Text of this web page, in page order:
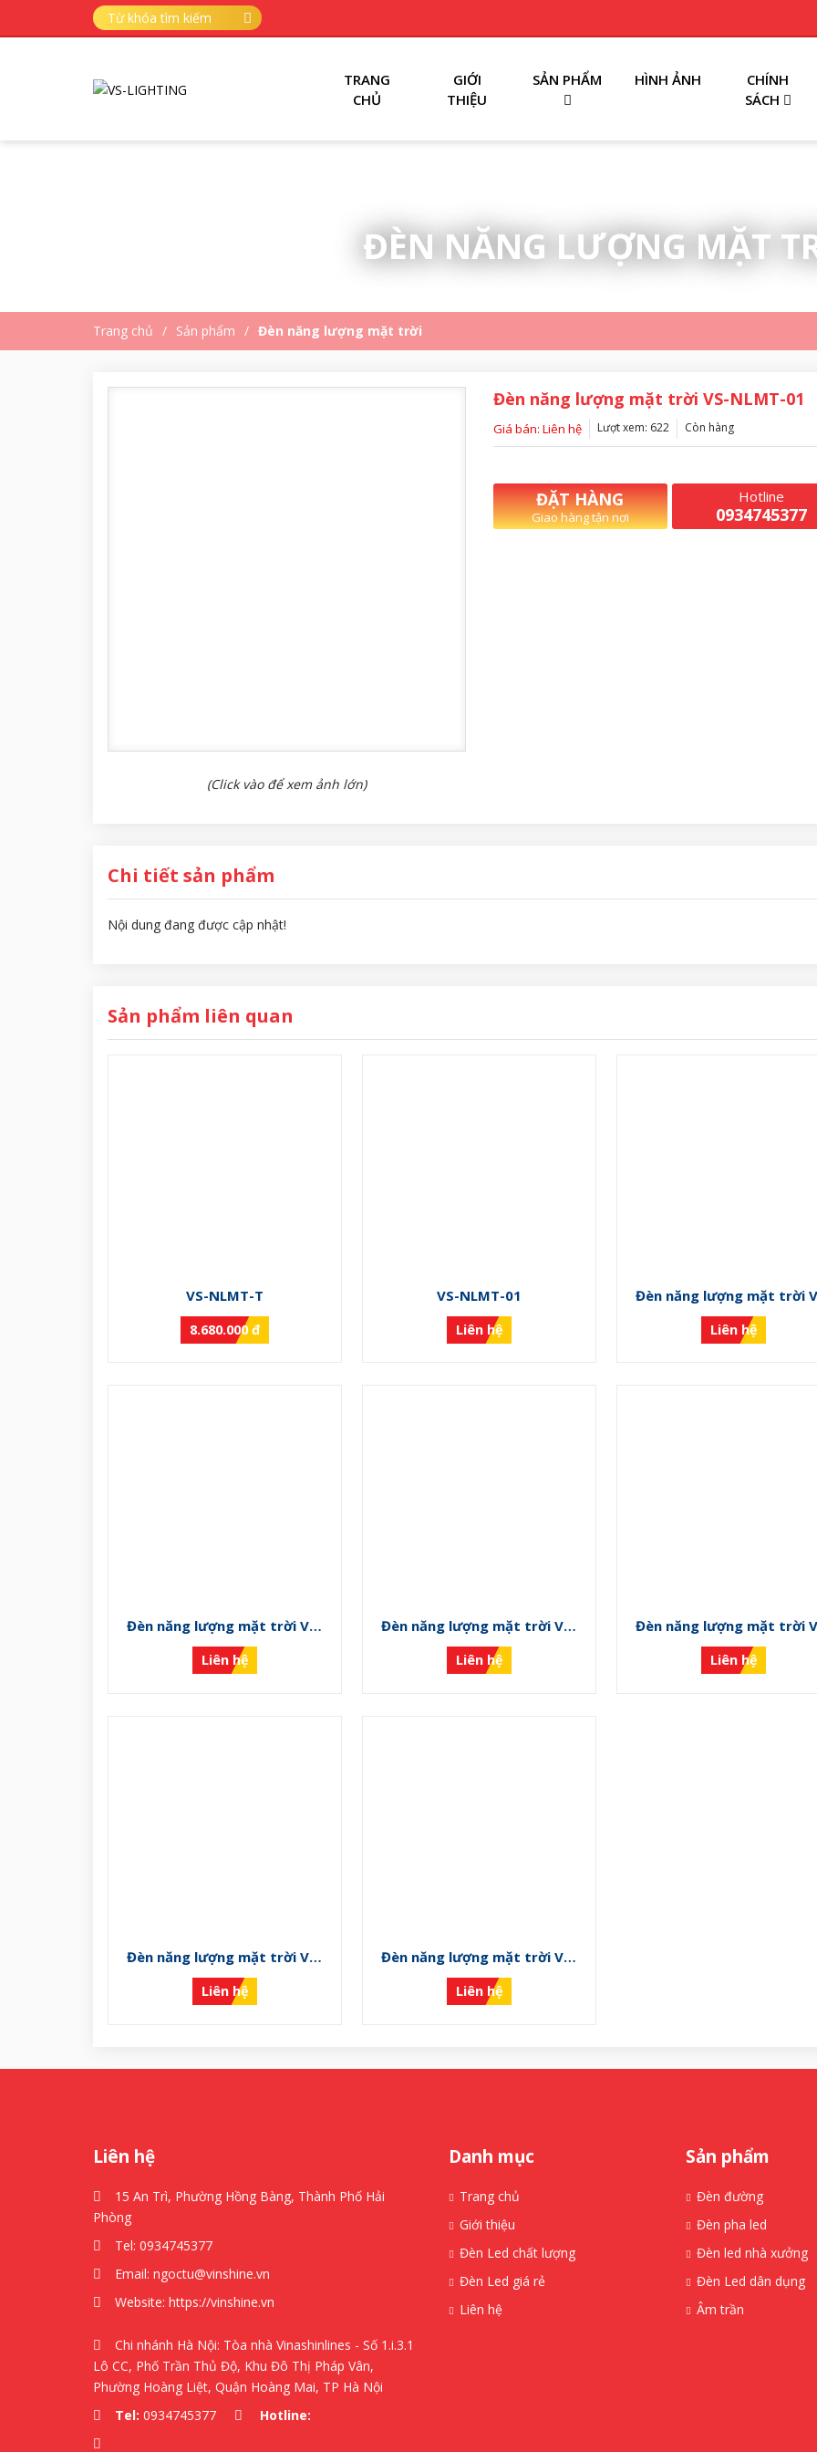
TRANG
CHỦ
GIỚI
THIỆU
SẢN PHẨM HÌNH ẢNH
CHÍNH
SÁCH
ĐÈN NĂNG LƯỢNG MẶT
Trang chủ Sản phẩm Đèn năng lượng mặt trời
(Click vào để xem ảnh lớn)
Đèn năng lượng mặt trời VS-NLMT-01
Giá bán: Liên hệ Lượt xem: 622 Còn hàng
ĐẶT HÀNG
Giao hàng tận nơi
Hotline
0934745377
Chi tiết sản phẩm
Nội dung đang được cập nhật!
Sản phẩm liên quan
VS-NLMT-T
8.680.000 đ
VS-NLMT-01
Liên hệ
Đèn năng lượng mặt trời
NLMT-M
Liên hệ
Đèn năng lượng mặt trời VS-
NLMT-L
Liên hệ
Đèn năng lượng mặt trời VS-
NLMT-K
Liên hệ
Đèn năng lượng mặt trời
NLMT-I
Liên hệ
Đèn năng lượng mặt trời VS-
NLMT-G
Liên hệ
Đèn năng lượng mặt trời VS-
NLMT-F
Liên hệ
Liên hệ
15 An Trì, Phường Hồng Bàng, Thành Phố Hải
Phòng
Tel: 0934745377
Email: ngoctu@vinshine.vn
Website: https://vinshine.vn
Chi nhánh Hà Nội: Tòa nhà Vinashinlines - Số 1.i.3.1
Lô CC, Phố Trần Thủ Độ, Khu Đô Thị Pháp Vân,
Phường Hoàng Liệt, Quận Hoàng Mai, TP Hà Nội
Tel: 0934745377 Hotline:
Danh mục
Trang chủ
Giới thiệu
Đèn Led chất lượng
Đèn Led giá rẻ
Liên hệ
Sản phẩm
Đèn đường
Đèn pha led
Đèn led nhà xưởng
Đèn Led dân dụng
Âm trần